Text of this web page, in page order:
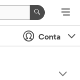
Conta